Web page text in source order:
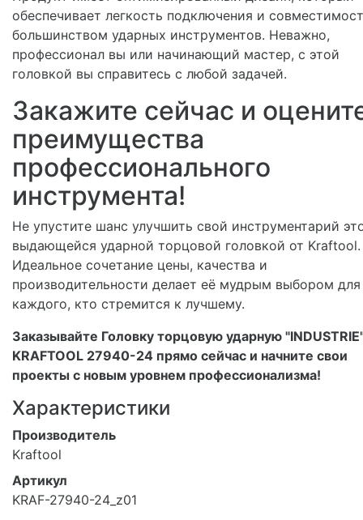
обеспечивает легкость подключения и
большинством ударных инструментов. Неважно,
профессионал вы или начинающий мастер, с этой
головкой вы справитесь с любой задачей.
Закажите сейчас и
преимущества
профессионального
инструмента!
Не упустите шанс улучшить свой инструментарий
выдающейся ударной торцовой головкой от Kraftool.
Идеальное сочетание цены, качества и
производительности делает её мудрым выбором для
каждого, кто стремится к лучшему.
Заказывайте Головку торцовую ударную
KRAFTOOL 27940-24 прямо сейчас и начните свои
проекты с новым уровнем профессионализма!
Характеристики
Производитель
Kraftool
Артикул
KRAF-27940-24_z01